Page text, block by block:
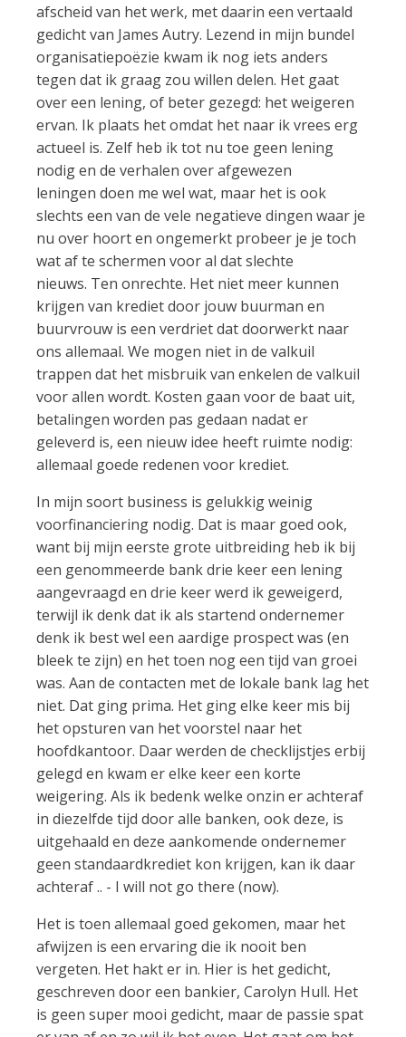
afscheid van het werk, met daarin een vertaald
gedicht van James Autry. Lezend in mijn bundel
organisatiepoëzie kwam ik nog iets anders
tegen dat ik graag zou willen delen. Het gaat
over een lening, of beter gezegd: het weigeren
ervan. Ik plaats het omdat het naar ik vrees erg
actueel is. Zelf heb ik tot nu toe geen lening
nodig en de verhalen over afgewezen
leningen doen me wel wat, maar het is ook
slechts een van de vele negatieve dingen waar je
nu over hoort en ongemerkt probeer je je toch
wat af te schermen voor al dat slechte
nieuws. Ten onrechte. Het niet meer kunnen
krijgen van krediet door jouw buurman en
buurvrouw is een verdriet dat doorwerkt naar
ons allemaal. We mogen niet in de valkuil
trappen dat het misbruik van enkelen de valkuil
voor allen wordt. Kosten gaan voor de baat uit,
betalingen worden pas gedaan nadat er
geleverd is, een nieuw idee heeft ruimte nodig:
allemaal goede redenen voor krediet.
In mijn soort business is gelukkig weinig
voorfinanciering nodig. Dat is maar goed ook,
want bij mijn eerste grote uitbreiding heb ik bij
een genommeerde bank drie keer een lening
aangevraagd en drie keer werd ik geweigerd,
terwijl ik denk dat ik als startend ondernemer
denk ik best wel een aardige prospect was (en
bleek te zijn) en het toen nog een tijd van groei
was. Aan de contacten met de lokale bank lag het
niet. Dat ging prima. Het ging elke keer mis bij
het opsturen van het voorstel naar het
hoofdkantoor. Daar werden de checklijstjes erbij
gelegd en kwam er elke keer een korte
weigering. Als ik bedenk welke onzin er achteraf
in diezelfde tijd door alle banken, ook deze, is
uitgehaald en deze aankomende ondernemer
geen standaardkrediet kon krijgen, kan ik daar
achteraf .. - I will not go there (now).
Het is toen allemaal goed gekomen, maar het
afwijzen is een ervaring die ik nooit ben
vergeten. Het hakt er in. Hier is het gedicht,
geschreven door een bankier, Carolyn Hull. Het
is geen super mooi gedicht, maar de passie spat